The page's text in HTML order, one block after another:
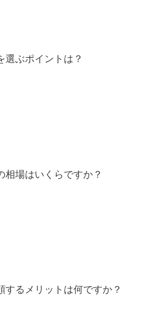
選ぶポイントは？
相場はいくらですか？
するメリットは何ですか？